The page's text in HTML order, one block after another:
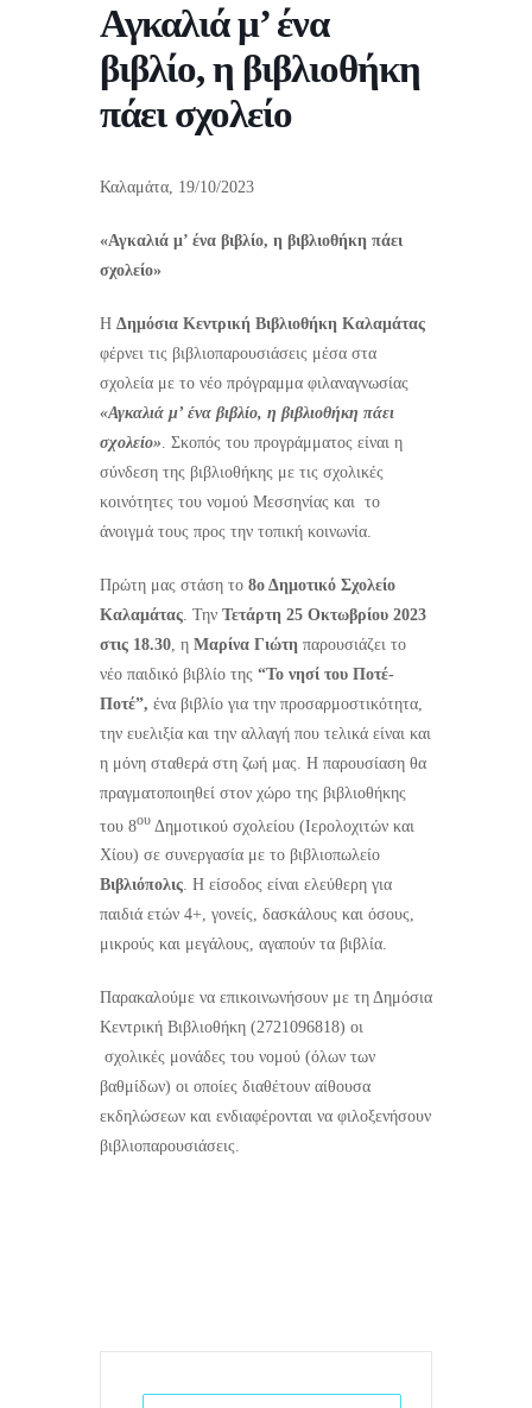
Αγκαλιά μ’ ένα
βιβλίο, η βιβλιοθήκη
πάει σχολείο
Καλαμάτα, 19/10/2023
«Αγκαλιά μ’ ένα βιβλίο, η βιβλιοθήκη πάει
σχολείο»
Η Δημόσια Κεντρική Βιβλιοθήκη Καλαμάτας
φέρνει τις βιβλιοπαρουσιάσεις μέσα στα
σχολεία με το νέο πρόγραμμα φιλαναγνωσίας
«Αγκαλιά μ’ ένα βιβλίο, η βιβλιοθήκη πάει
σχολείο» . Σκοπός του προγράμματος είναι η
σύνδεση της βιβλιοθήκης με τις σχολικές
κοινότητες του νομού Μεσσηνίας και το
άνοιγμά τους προς την τοπική κοινωνία.
Πρώτη μας στάση το 8ο Δημοτικό Σχολείο
Καλαμάτας . Την Τετάρτη 25 Οκτωβρίου 2023
στις 18.30 , η Μαρίνα Γιώτη παρουσιάζει το
νέο παιδικό βιβλίο της “Το νησί του Ποτέ-
Ποτέ”, ένα βιβλίο για την προσαρμοστικότητα,
την ευελιξία και την αλλαγή που τελικά είναι και
η μόνη σταθερά στη ζωή μας. Η παρουσίαση θα
πραγματοποιηθεί στον χώρο της βιβλιοθήκης
του 8ου Δημοτικού σχολείου (Ιερολοχιτών και
Χίου) σε συνεργασία με το βιβλιοπωλείο
Βιβλιόπολις. Η είσοδος είναι ελεύθερη για
παιδιά ετών 4+, γονείς, δασκάλους και όσους,
μικρούς και μεγάλους, αγαπούν τα βιβλία.
Παρακαλούμε να επικοινωνήσουν με τη Δημόσια
Κεντρική Βιβλιοθήκη (2721096818) οι
σχολικές μονάδες του νομού (όλων των
βαθμίδων) οι οποίες διαθέτουν αίθουσα
εκδηλώσεων και ενδιαφέρονται να φιλοξενήσουν
βιβλιοπαρουσιάσεις.